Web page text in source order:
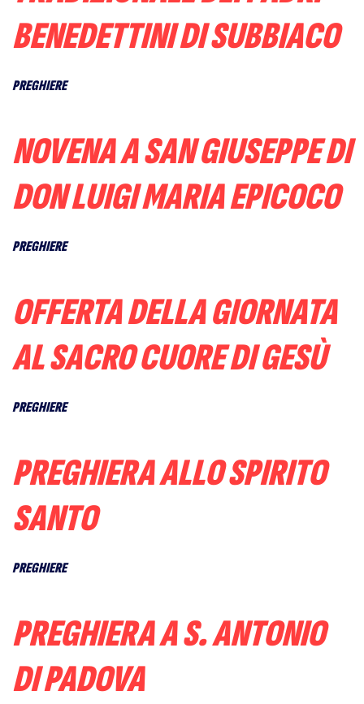
BENEDETTINI DI SUBBIACO
PREGHIERE
NOVENA A SAN GIUSEPPE DI
DON LUIGI MARIA EPICOCO
PREGHIERE
OFFERTA DELLA GIORNATA
AL SACRO CUORE DI GESÙ
PREGHIERE
PREGHIERA ALLO SPIRITO
SANTO
PREGHIERE
PREGHIERA A S. ANTONIO
DI PADOVA